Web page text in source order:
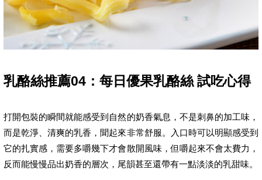
乳酪絲推薦04：每日優果乳酪絲 試吃心得
打開包裝的瞬間就能感受到自然的奶香氣息，不是刺鼻的加工味，
而是乾淨、清爽的乳香，聞起來非常舒服。入口時可以明顯感受到
它的扎實感，需要多嚼幾下才會散開風味，但嚼起來不會太費力，
反而能慢慢品出奶香的層次，尾韻甚至還帶有一點淡淡的乳甜味。